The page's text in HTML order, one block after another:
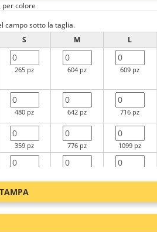
per colore
campo sotto la taglia.
S M L
265 pz 604 pz 609 pz
480 pz 642 pz 716 pz
359 pz 776 pz 1099 pz
1800 pz 6122 pz 4807 pz